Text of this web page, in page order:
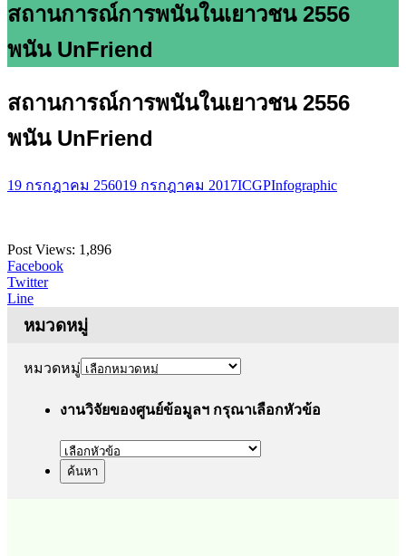
สถานการณ์การพนันในเยาวชน 2556
พนัน UnFriend
สถานการณ์การพนันในเยาวชน 2556
พนัน UnFriend
19 กรกฎาคม 256019 กรกฎาคม 2017ICGPInfographic
Post Views: 1,896
Facebook
Twitter
Line
หมวดหมู่
หมวดหมู่
งานวิจัยของศูนย์ข้อมูลฯ กรุณาเลือกหัวข้อ